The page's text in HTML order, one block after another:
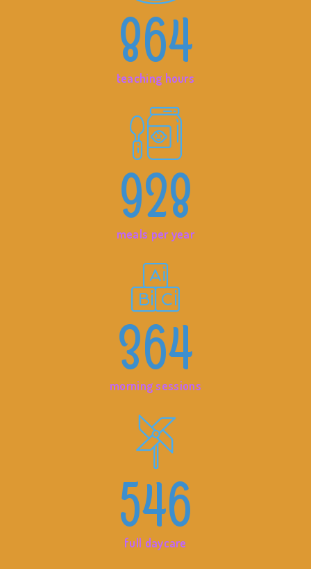
864
teaching hours
928
meals per year
364
morning sessions
546
full daycare